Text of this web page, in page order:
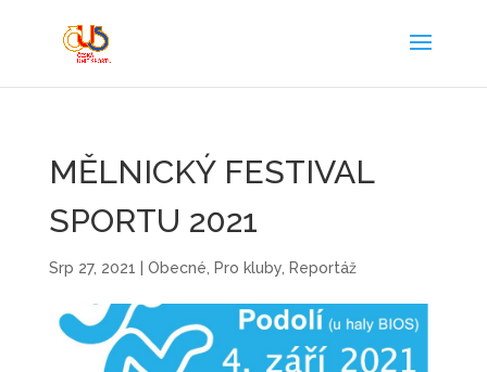
MĚLNICKÝ FESTIVAL
SPORTU 2021
Srp 27, 2021 Obecné Pro kluby, Reportáž